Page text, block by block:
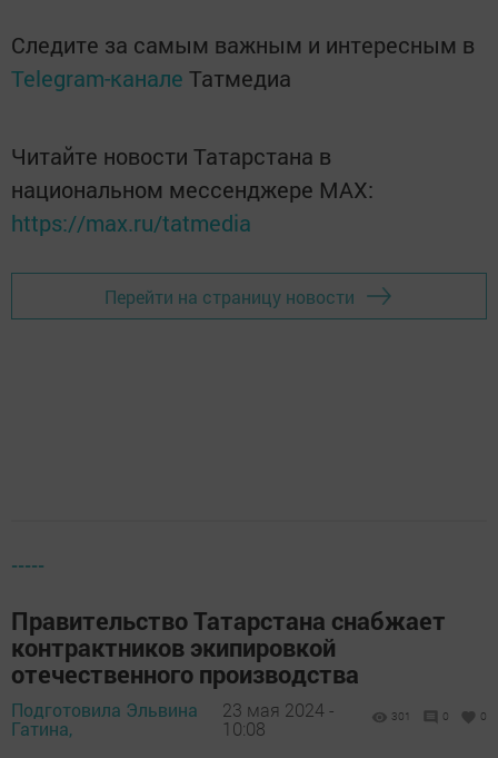
Следите за самым важным и интересным в
Telegram-канале Татмедиа
Читайте новости Татарстана в
национальном мессенджере MАХ:
https://max.ru/tatmedia
Перейти на страницу новости
-----
Правительство Татарстана снабжает
контрактников экипировкой
отечественного производства
Подготовила Эльвина
Гатина,
23 мая 2024 -
10:08
301 0 0